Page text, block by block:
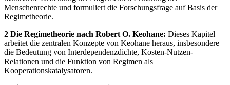
Menschenrechte und formuliert die Forschungsfrage auf Basis der
Regimetheorie.
2 Die Regimetheorie nach Robert O. Keohane: Dieses Kapitel
arbeitet die zentralen Konzepte von Keohane heraus, insbesondere
die Bedeutung von Interdependenzdichte, Kosten-Nutzen-
Relationen und die Funktion von Regimen als
Kooperationskatalysatoren.